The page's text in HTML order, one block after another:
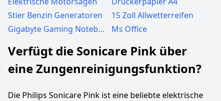
Stier Benzin Generatoren
15 Zoll Allwetterreifen
Gigabyte Gaming Notebook
Ms Office
Verfügt die Sonicare Pink über
eine Zungenreinigungsfunktion?
Die Philips Sonicare Pink ist eine beliebte elektrische